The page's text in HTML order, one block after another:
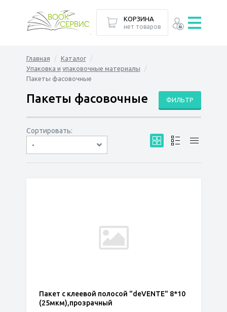
Главная
Каталог
Упаковка и упаковочные материалы
Пакеты фасовочные
ФИЛЬТР
Пакеты фасовочные
Сортировать:
-
по дате
по популярности
сначала дешёвые
сначала дорогие
Пакет с клеевой полосой "deVENTE" 8*10
(25мкм),прозрачный
КОРЗИНА
нет товаров